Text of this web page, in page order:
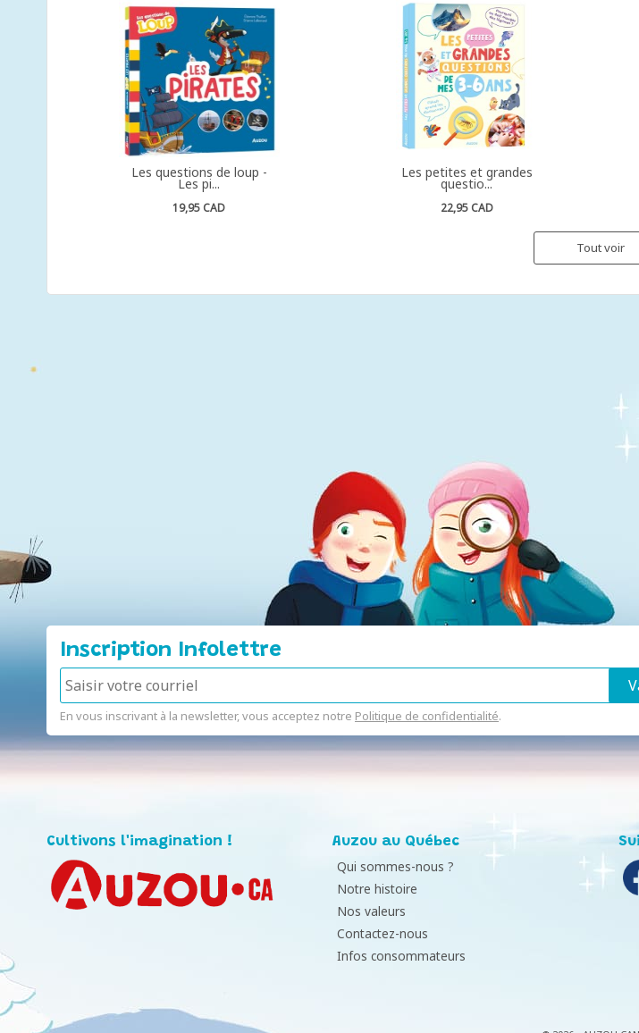
Les questions de loup -
Les pi...
19,95 CAD
Les petites et grandes
questio...
22,95 CAD
Tout voir
Inscription Infolettre
En vous inscrivant à la newsletter, vous acceptez notre Politique de confidentialité.
Cultivons l'imagination ! Auzou au Québec
Qui sommes-nous ?
Notre histoire
Nos valeurs
Contactez-nous
Infos consommateurs